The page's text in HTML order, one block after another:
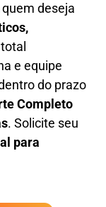
deseja
e equipe
do prazo
Completo
. Solicite seu
para